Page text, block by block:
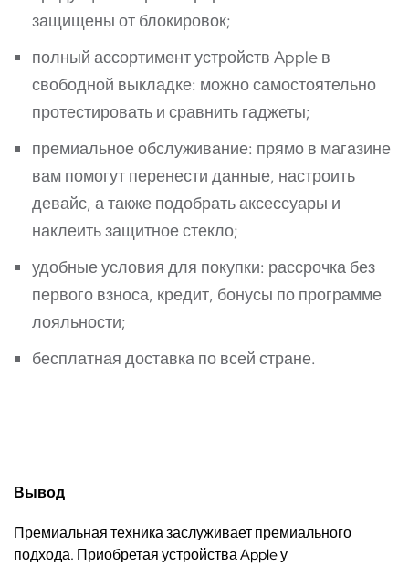
защищены от блокировок;
полный ассортимент устройств Apple в
свободной выкладке: можно самостоятельно
протестировать и сравнить гаджеты;
премиальное обслуживание: прямо в магазине
вам помогут перенести данные, настроить
девайс, а также подобрать аксессуары и
наклеить защитное стекло;
удобные условия для покупки: рассрочка без
первого взноса, кредит, бонусы по программе
лояльности;
бесплатная доставка по всей стране.
Вывод
Премиальная техника заслуживает премиального
подхода. Приобретая устройства Apple у